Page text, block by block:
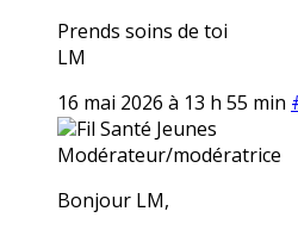
Prends soins de toi
LM
16 mai 2026 à 13 h 55 min
Fil Santé Jeunes
Modérateur/modératrice
Bonjour LM,